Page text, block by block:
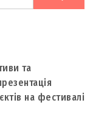
та
на фестивалі